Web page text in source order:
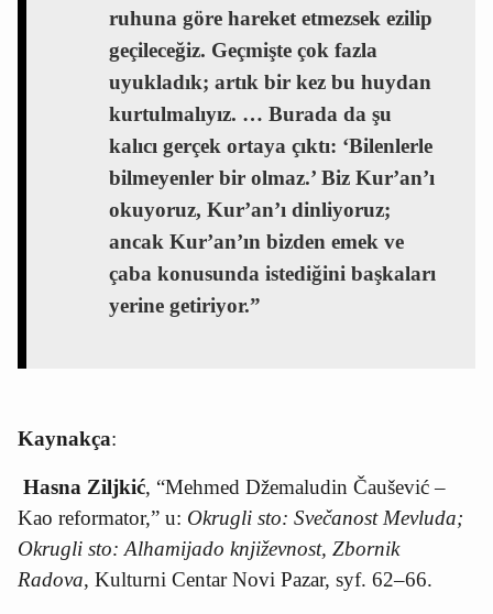
ruhuna göre hareket etmezsek ezilip
geçileceğiz. Geçmişte çok fazla
uyukladık; artık bir kez bu huydan
kurtulmalıyız. … Burada da şu
kalıcı gerçek ortaya çıktı: ‘Bilenlerle
bilmeyenler bir olmaz.’ Biz Kur’an’ı
okuyoruz, Kur’an’ı dinliyoruz;
ancak Kur’an’ın bizden emek ve
çaba konusunda istediğini başkaları
yerine getiriyor.”
Kaynakça:
Hasna Ziljkić, “Mehmed Džemaludin Čaušević –
Kao reformator,” u: Okrugli sto: Svečanost Mevluda;
Okrugli sto: Alhamijado književnost, Zbornik
Radova, Kulturni Centar Novi Pazar, syf. 62–66.